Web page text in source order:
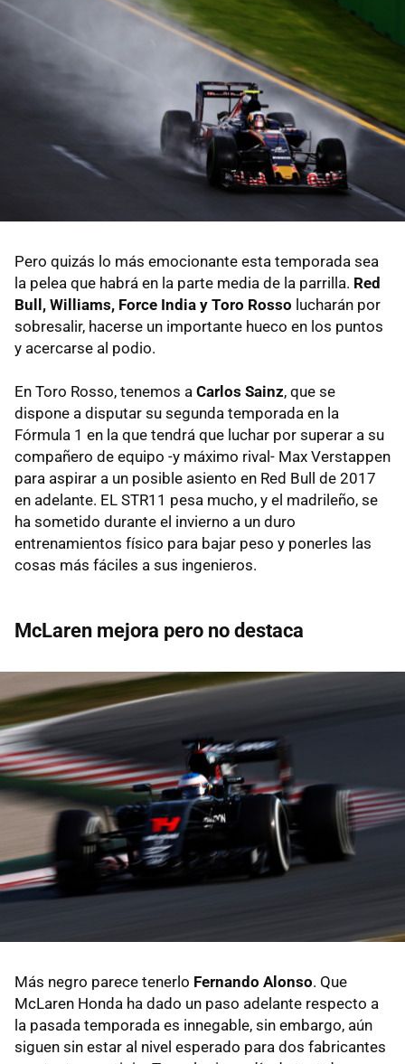
Pero quizás lo más emocionante esta temporada sea
la pelea que habrá en la parte media de la parrilla. Red
Bull, Williams, Force India y Toro Rosso lucharán por
sobresalir, hacerse un importante hueco en los puntos
y acercarse al podio.
En Toro Rosso, tenemos a Carlos Sainz, que se
dispone a disputar su segunda temporada en la
Fórmula 1 en la que tendrá que luchar por superar a su
compañero de equipo -y máximo rival- Max Verstappen
para aspirar a un posible asiento en Red Bull de 2017
en adelante. EL STR11 pesa mucho, y el madrileño, se
ha sometido durante el invierno a un duro
entrenamientos físico para bajar peso y ponerles las
cosas más fáciles a sus ingenieros.
McLaren mejora pero no destaca
Más negro parece tenerlo Fernando Alonso. Que
McLaren Honda ha dado un paso adelante respecto a
la pasada temporada es innegable, sin embargo, aún
siguen sin estar al nivel esperado para dos fabricantes